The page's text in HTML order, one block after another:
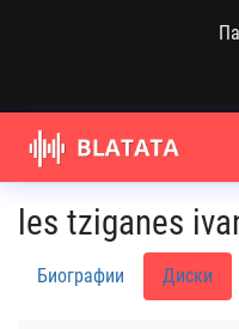
les tziganes
Биографии Диски